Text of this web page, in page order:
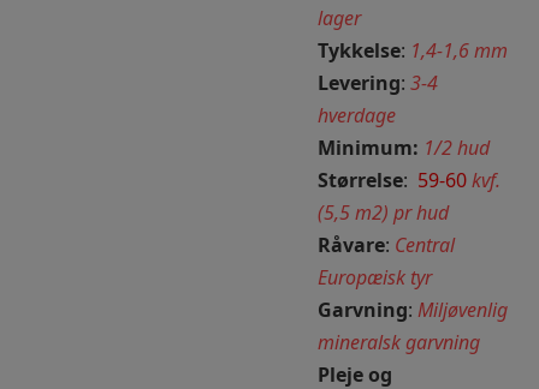
lager
Tykkelse: 1,4-1,6 mm
Levering: 3-4
hverdage
Minimum: 1/2 hud
Størrelse: 59-60kvf.
(5,5 m2) pr hud
Råvare: Central
Europæisk tyr
Garvning: Miljøvenlig
mineralsk garvning
Pleje og